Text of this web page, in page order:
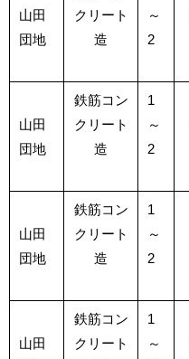
山田
団地
クリート
造
～
2
山田
団地
鉄筋コン
クリート
造
1
～
2
山田
団地
鉄筋コン
クリート
造
1
～
2
山田
鉄筋コン
クリート
1
～